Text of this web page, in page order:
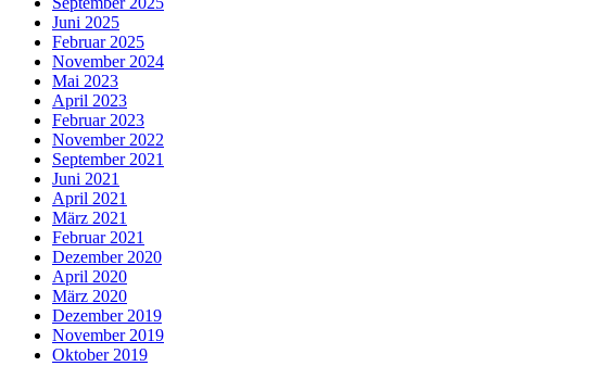
Juni 2025
Februar 2025
November 2024
Mai 2023
April 2023
Februar 2023
November 2022
September 2021
Juni 2021
April 2021
März 2021
Februar 2021
Dezember 2020
April 2020
März 2020
Dezember 2019
November 2019
Oktober 2019